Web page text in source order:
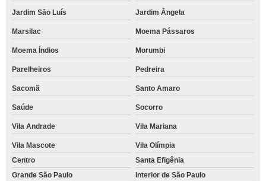
Jardim São Luís Jardim Ângela
Marsilac Moema Pássaros
Moema Índios Morumbi
Parelheiros Pedreira
Sacomã Santo Amaro
Saúde Socorro
Vila Andrade Vila Mariana
Vila Mascote
Vila Olímpia
Centro
Santa Efigênia
Grande São Paulo
Interior de São Paulo